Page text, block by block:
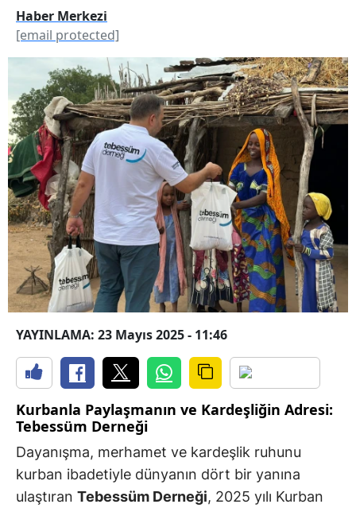
Haber Merkezi
[email protected]
YAYINLAMA: 23 Mayıs 2025 - 11:46
Kurbanla Paylaşmanın ve Kardeşliğin Adresi:
Tebessüm Derneği
Dayanışma, merhamet ve kardeşlik ruhunu
kurban ibadetiyle dünyanın dört bir yanına
ulaştıran Tebessüm Derneği, 2025 yılı Kurban